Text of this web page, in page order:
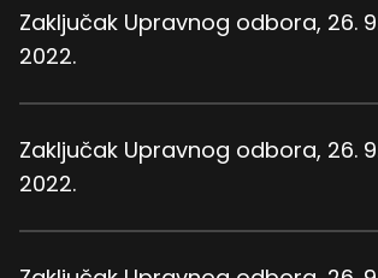
Zaključak Upravnog odbora, 26.
2022.
Zaključak Upravnog odbora, 26.
2022.